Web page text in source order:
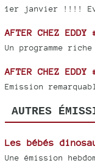
1er janvier !!!!
AFTER CHEZ
Un programme
AFTER CHEZ
Emission
AUTRES
Les bébés
Une émission